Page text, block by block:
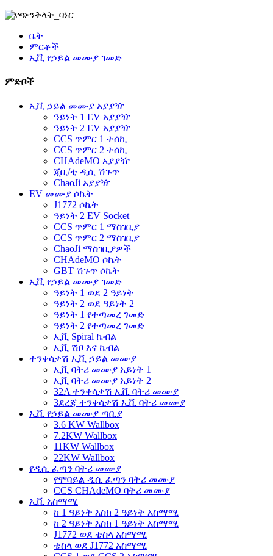
ቤት
ምርቶች
ኢቪ የኃይል መሙያ ገመድ
ምድቦች
ኢቪ ኃይል መሙያ አያያዥ
ዓይነት 1 EV አያያዥ
ዓይነት 2 EV አያያዥ
CCS ጥምር 1 ተሰኪ
CCS ጥምር 2 ተሰኪ
CHAdeMO አያያዥ
ጂቢ/ቲ ዲሲ ሽጉጥ
ChaoJi አያያዥ
EV መሙያ ሶኬት
J1772 ሶኬት
ዓይነት 2 EV Socket
CCS ጥምር 1 ማስገቢያ
CCS ጥምር 2 ማስገቢያ
ChaoJi ማስገቢያዎች
CHAdeMO ሶኬት
GBT ሽጉጥ ሶኬት
ኢቪ የኃይል መሙያ ገመድ
ዓይነት 1 ወደ 2 ዓይነት
ዓይነት 2 ወደ ዓይነት 2
ዓይነት 1 የተጣመረ ገመድ
ዓይነት 2 የተጣመረ ገመድ
ኢቪ Spiral ኬብል
ኢቪ ሽቦ እና ኬብል
ተንቀሳቃሽ ኢቪ ኃይል መሙያ
ኢቪ ባትሪ መሙያ አይነት 1
ኢቪ ባትሪ መሙያ አይነት 2
32A ተንቀሳቃሽ ኢቪ ባትሪ መሙያ
3ደረጃ ተንቀሳቃሽ ኢቪ ባትሪ መሙያ
ኢቪ የኃይል መሙያ ጣቢያ
3.6 KW Wallbox
7.2KW Wallbox
11KW Wallbox
22KW Wallbox
የዲሲ ፈጣን ባትሪ መሙያ
የሞባይል ዲሲ ፈጣን ባትሪ መሙያ
CCS CHAdeMO ባትሪ መሙያ
ኢቪ አስማሚ
ከ 1 ዓይነት እስከ 2 ዓይነት አስማሚ
ከ 2 ዓይነት እስከ 1 ዓይነት አስማሚ
J1772 ወደ ቴስላ አስማሚ
ቴስላ ወደ J1772 አስማሚ